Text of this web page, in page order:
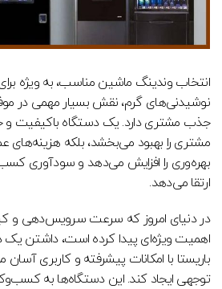
انتخاب وندینگ ماشین مناسب، به ویژه
نوشیدنی‌های گرم، نقش بسیار مهمی در
جذب مشتری دارد. یک دستگاه باکیفیت و
مشتری را بهبود می‌بخشد، بلکه هزینه‌های
بهره‌وری را افزایش می‌دهد و سودآوری
ارتقا می‌دهد.
در دنیای امروز که سرعت سرویس‌دهی و
اهمیت ویژه‌ای پیدا کرده است، داشتن یک
باریستا با امکانات پیشرفته و کاربری آسان
توجهی ایجاد کند. این دستگاه‌ها به